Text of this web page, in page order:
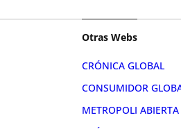
Otras Webs
CRÓNICA GLOBAL
CONSUMIDOR
METROPOLI ABIERTA